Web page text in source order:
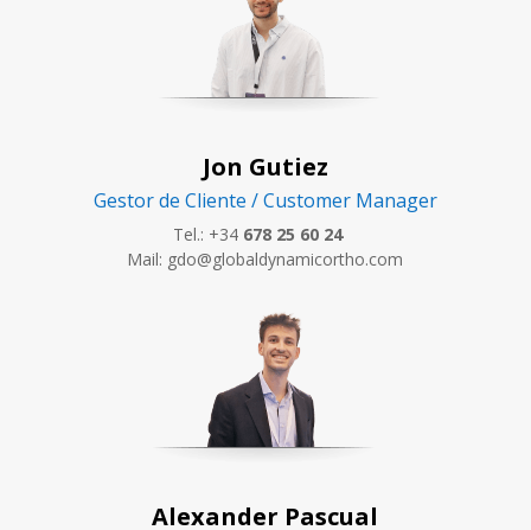
Jon Gutiez
Gestor de Cliente / Customer Manager
Tel.: +34 678 25 60 24
Mail: gdo@globaldynamicortho.com
Alexander Pascual